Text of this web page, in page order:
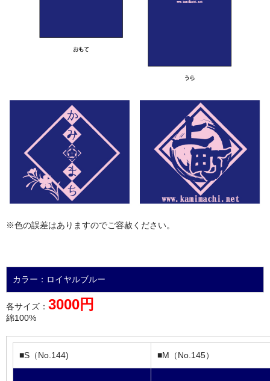
※色の誤差はありますのでご容赦ください。
カラー：ロイヤルブルー
各サイズ： 3000円
綿100%
■S（No.144) ■M（No.145）